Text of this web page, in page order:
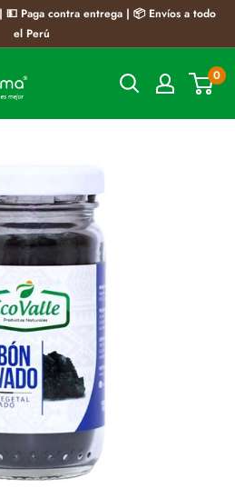
Paga contra entrega | 📦 Envíos a todo
el Perú
0